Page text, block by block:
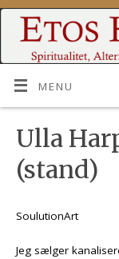
MENU
Ulla
(stand)
SoulutionArt
Jeg sælger